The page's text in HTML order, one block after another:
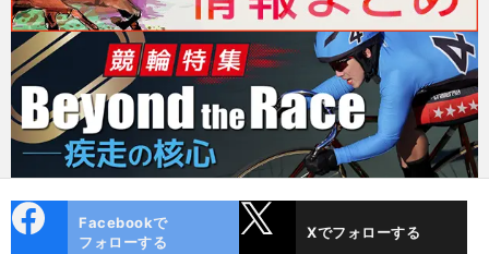
ok
Facebookで
フォローする
Xでフォローする